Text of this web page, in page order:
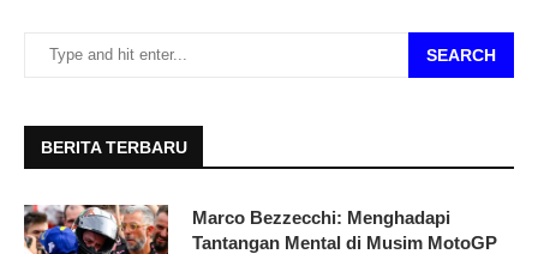
SEARCH
BERITA TERBARU
Marco Bezzecchi: Menghadapi
Tantangan Mental di Musim MotoGP